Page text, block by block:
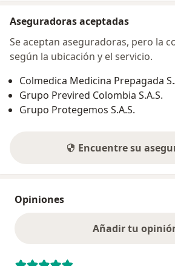
Aseguradoras aceptadas
Se aceptan aseguradoras, pero la
según la ubicación y el servicio.
Colmedica Medicina Prepagada
Grupo Previred Colombia S.A.S.
Grupo Protegemos S.A.S.
Encuentre su
Opiniones
Añadir tu